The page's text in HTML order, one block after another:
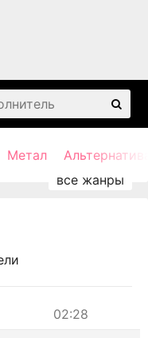
Метал
02:28